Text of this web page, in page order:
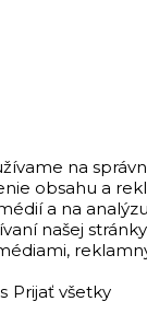
na
obsahu a
a na
našej
Prijať všetky